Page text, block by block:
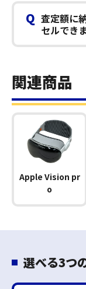
Q 査定額に
セルでき
関連商品
Apple Vision pr
o
選べる3つ